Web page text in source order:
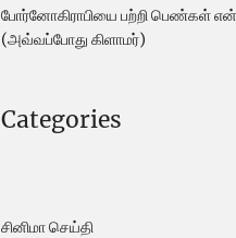
போர்னோகிராபியை பற்றி பெண்கள்
(அவ்வப்போது கிளாமர்)
Categories
சினிமா செய்தி